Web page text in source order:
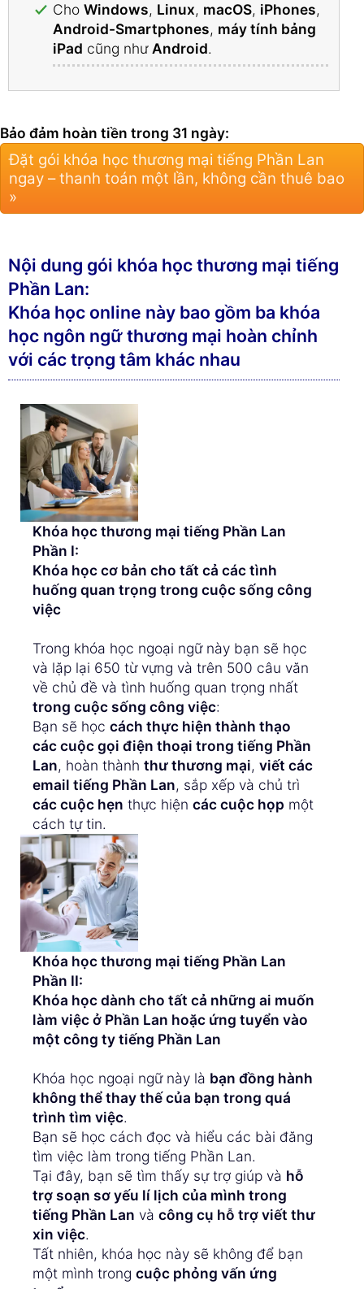
Cho Windows, Linux, macOS, iPhones,
Android-Smartphones, máy tính bảng
iPad cũng như Android.
Bảo đảm hoàn tiền trong 31 ngày:
Đặt gói khóa học thương mại tiếng Phần Lan
ngay – thanh toán một lần, không cần thuê bao
»
Nội dung gói khóa học thương mại tiếng
Phần Lan:
Khóa học online này bao gồm ba khóa
học ngôn ngữ thương mại hoàn chỉnh
với các trọng tâm khác nhau
Khóa học thương mại tiếng Phần Lan
Phần I:
Khóa học cơ bản cho tất cả các tình
huống quan trọng trong cuộc sống công
việc
Trong khóa học ngoại ngữ này bạn sẽ học
và lặp lại 650 từ vựng và trên 500 câu văn
về chủ đề và tình huống quan trọng nhất
trong cuộc sống công việc:
Bạn sẽ học cách thực hiện thành thạo
các cuộc gọi điện thoại trong tiếng Phần
Lan, hoàn thành thư thương mại, viết các
email tiếng Phần Lan, sắp xếp và chủ trì
các cuộc hẹn thực hiện các cuộc họp một
cách tự tin.
Khóa học thương mại tiếng Phần Lan
Phần II:
Khóa học dành cho tất cả những ai muốn
làm việc ở Phần Lan hoặc ứng tuyển vào
một công ty tiếng Phần Lan
Khóa học ngoại ngữ này là bạn đồng hành
không thể thay thế của bạn trong quá
trình tìm việc.
Bạn sẽ học cách đọc và hiểu các bài đăng
tìm việc làm trong tiếng Phần Lan.
Tại đây, bạn sẽ tìm thấy sự trợ giúp và hỗ
trợ soạn sơ yếu lí lịch của mình trong
tiếng Phần Lan và công cụ hỗ trợ viết thư
xin việc.
Tất nhiên, khóa học này sẽ không để bạn
một mình trong cuộc phỏng vấn ứng